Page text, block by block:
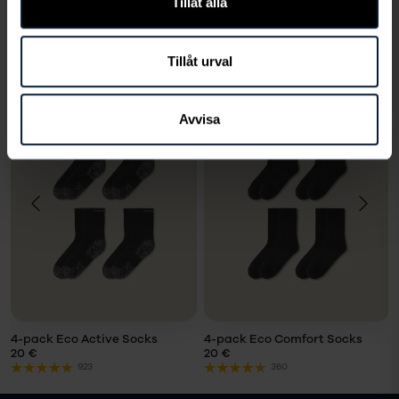
Tillåt urval
Avvisa
VÄLJ
STORLEK
4-pack Eco Active Socks
20 €
923
VÄLJ
STORLEK
LÄGG I
4-pack Eco Comfort Socks
20 €
360